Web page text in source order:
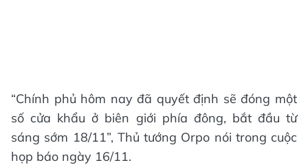
“Chính phủ hôm nay đã quyết định sẽ đóng một
số cửa khẩu ở biên giới phía đông, bắt đầu từ
sáng sớm 18/11”, Thủ tướng Orpo nói trong cuộc
họp báo ngày 16/11.